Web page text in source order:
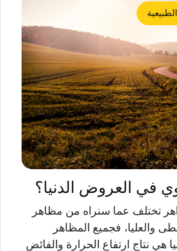
في العروض الدنيا؟
تختلف عما سنراه من مظاهر
فجميع المظاهر
هي نتاج ارتفاع الحرارة والفائض